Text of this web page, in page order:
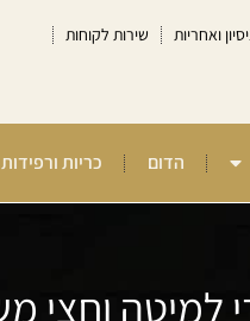
ואחריות שירות לקוחות
הדום כריות ורפידות